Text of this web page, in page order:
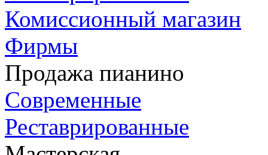
Комиссионный магазин
Фирмы
Продажа пианино
Современные
Реставрированные